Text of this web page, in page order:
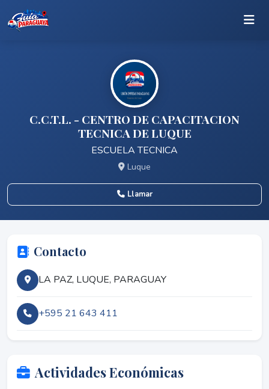
C.C.T.L. - CENTRO DE CAPACITACION
TECNICA DE LUQUE
ESCUELA TECNICA
Luque
Llamar
Contacto
LA PAZ, LUQUE, PARAGUAY
+595 21 643 411
Actividades Económicas